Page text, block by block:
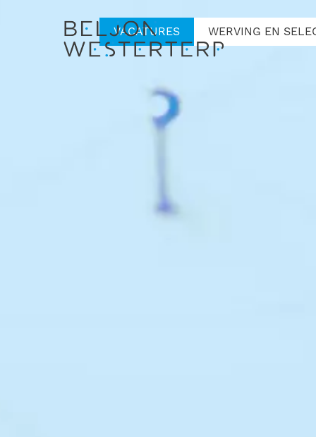
VACATURES WERVING EN